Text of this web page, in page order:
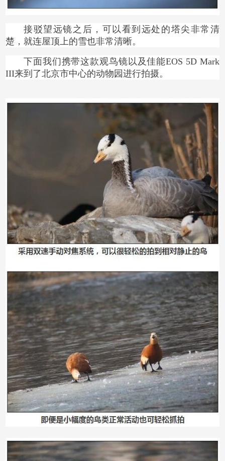
接驳望远镜之后，可以看到远处的塔尖非常清
楚，就连屋顶上的雪也非常清晰。
下面我们携带这款观鸟镜以及佳能EOS 5D Mark
III来到了北京市中心的动物园进行拍摄。